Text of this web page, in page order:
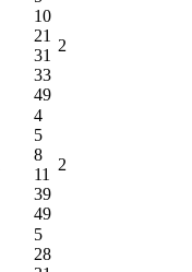
10
21
31
33
49
2
4
5
8
11
39
49
2
5
28